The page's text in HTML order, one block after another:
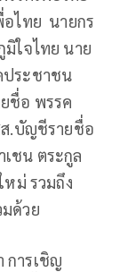
อไทย นายกร
ใจไทย นาย
ประชาชน
ชื่อ พรรค
ส.บัญชีรายชื่อ
ชน ตระกูล
ม่ รวมถึง
ด้วย
การเชิญ